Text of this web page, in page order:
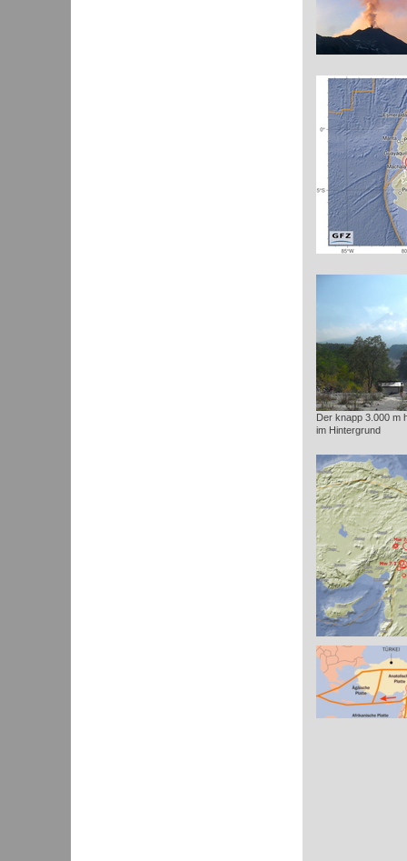
Der knapp 3.000 m
im Hintergrund